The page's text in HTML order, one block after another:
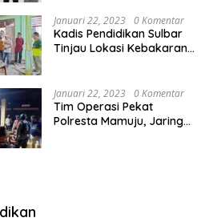
Januari 22, 2023 0 Komentar
Kadis Pendidikan Sulbar
Tinjau Lokasi Kebakaran
Januari 22, 2023 0 Komentar
Tim Operasi Pekat
Polresta Mamuju, Jaring